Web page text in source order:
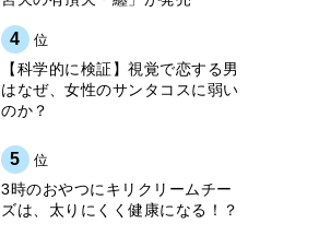
4 位
【科学的に検証】視覚で恋する男
はなぜ、女性のサンタコスに弱い
のか？
5 位
3時のおやつにキリクリームチー
ズは、太りにくく健康になる！？